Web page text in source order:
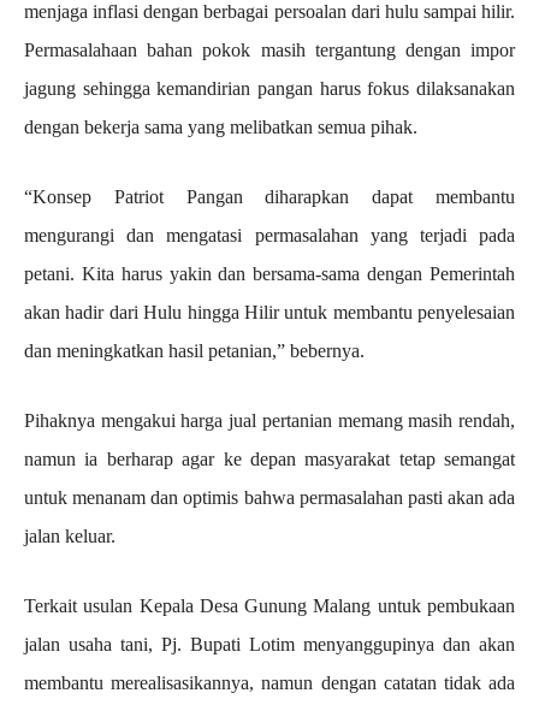
menjaga inflasi dengan berbagai persoalan dari hulu sampai hilir.
Permasalahaan bahan pokok masih tergantung dengan impor
jagung sehingga kemandirian pangan harus fokus dilaksanakan
dengan bekerja sama yang melibatkan semua pihak.
“Konsep Patriot Pangan diharapkan dapat membantu
mengurangi dan mengatasi permasalahan yang terjadi pada
petani. Kita harus yakin dan bersama-sama dengan Pemerintah
akan hadir dari Hulu hingga Hilir untuk membantu penyelesaian
dan meningkatkan hasil petanian,” bebernya.
Pihaknya mengakui harga jual pertanian memang masih rendah,
namun ia berharap agar ke depan masyarakat tetap semangat
untuk menanam dan optimis bahwa permasalahan pasti akan ada
jalan keluar.
Terkait usulan Kepala Desa Gunung Malang untuk pembukaan
jalan usaha tani, Pj. Bupati Lotim menyanggupinya dan akan
membantu merealisasikannya, namun dengan catatan tidak ada